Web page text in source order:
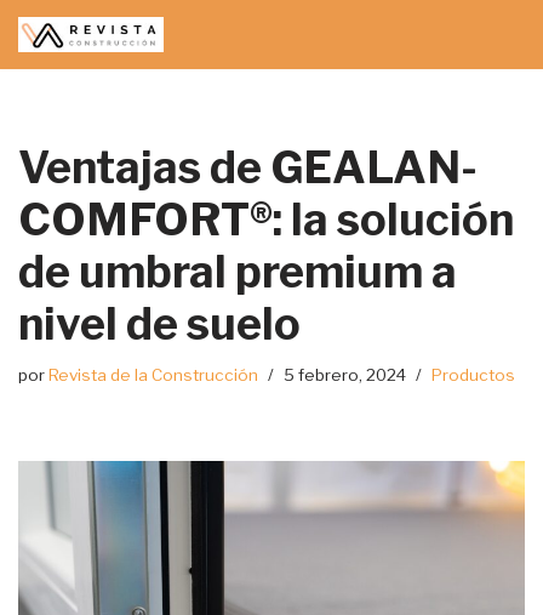
Saltar
Ventajas de GEALAN-
COMFORT®: la solución
de umbral premium a
nivel de suelo
porRevista de la Construcción 5 febrero, 2024 Productos